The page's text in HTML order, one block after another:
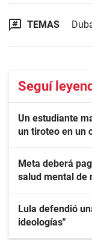
TEMAS
Seguí
Un estudiante
un tiroteo en un
Meta deberá
salud mental de
Lula defendió
ideologías"